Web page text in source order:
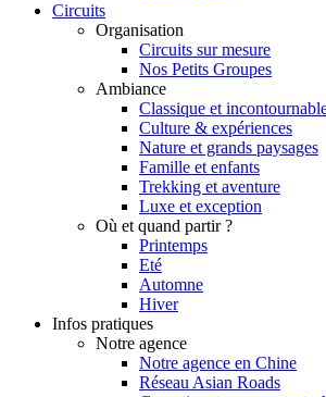
Circuits
Organisation
Circuits sur mesure
Nos Petits Groupes
Ambiance
Classique et
Culture & expériences
Nature et grands paysages
Famille et enfants
Trekking et aventure
Luxe et exception
Où et quand partir ?
Printemps
Eté
Automne
Hiver
Infos pratiques
Notre agence
Notre agence en Chine
Réseau Asian Roads